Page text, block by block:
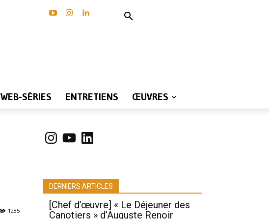
WEB-SÉRIES ENTRETIENS ŒUVRES
1285
Instagram
YouTubeLinkedIn
DERNIERS ARTICLES
[Chef d’œuvre] « Le Déjeuner des
Canotiers » d’Auguste Renoir